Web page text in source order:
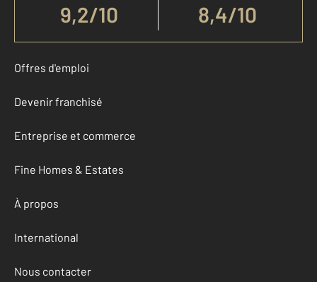
9,2/10 8,4/10
Offres d'emploi
Devenir franchisé
Entreprise et commerce
Fine Homes & Estates
À propos
International
Nous contacter